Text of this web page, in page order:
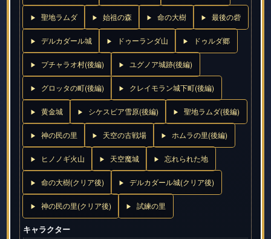
聖地ラムダ 始祖の森 命の大樹 最後の砦
デルカダール城 ドゥーランダ山 ドゥルダ郷
プチャラオ村(後編) ユグノア城跡(後編)
グロッタの町(後編) クレイモラン城下町(後編)
黄金城 シケスビア雪原(後編) 聖地ラムダ(後編)
神の民の里 天空の古戦場 ホムラの里(後編)
ヒノノギ火山 天空魔城 忘れられた地
命の大樹(クリア後) デルカダール城(クリア後)
神の民の里(クリア後) 試練の里
キャラクター